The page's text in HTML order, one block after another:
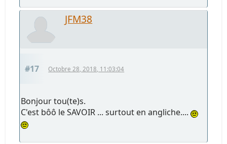
JFM38
#17 Octobre 28, 2018, 11:03:04
Bonjour tou(te)s.
C'est bôô le SAVOIR ... surtout en angliche....